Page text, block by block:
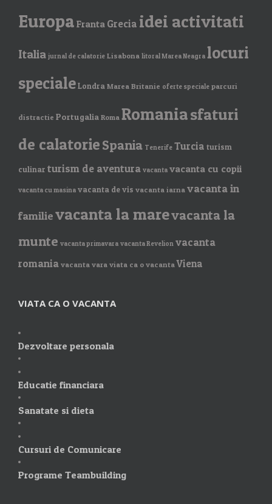
Europa Franta Grecia idei activitati
Italia jurnal de calatorie Lisabona litoral Marea Neagra locuri
specialeLondra Marea Britanie oferte speciale parcuri
distractie Portugalia Roma Romaniasfaturi
de calatorieSpania Tenerife Turcia turism
culinar turism de aventura vacanta vacanta cu copii
vacanta cu masina vacanta de vis vacanta iarna vacanta in
familievacanta la marevacanta la
munte vacanta primavara vacanta Revelion vacanta
romania vacanta vara viata ca o vacanta Viena
VIATA CA O VACANTA
Dezvoltare personala
Educatie financiara
Sanatate si dieta
Cursuri de Comunicare
Programe Teambuilding